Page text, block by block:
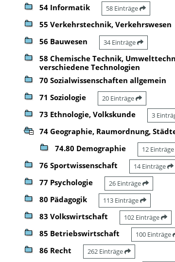
54 Informatik 58 Einträge
55 Verkehrstechnik, Verkehrswesen
56 Bauwesen 34 Einträge
58 Chemische Technik,
verschiedene Technologien
70 Sozialwissenschaften allgemein
71 Soziologie 20 Einträge
73 Ethnologie, Volkskunde 3
74 Geographie, Raumordnung,
74.80 Demographie 12 Einträge
76 Sportwissenschaft 14 Einträge
77 Psychologie 26 Einträge
80 Pädagogik 113 Einträge
83 Volkswirtschaft 102 Einträge
85 Betriebswirtschaft 100 Einträge
86 Recht 262 Einträge